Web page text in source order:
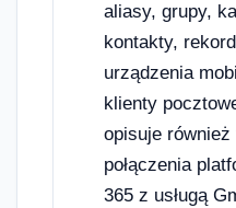
aliasy, grupy,
kontakty,
urządzenia
klienty
opisuje
połączenia
365 z usługą